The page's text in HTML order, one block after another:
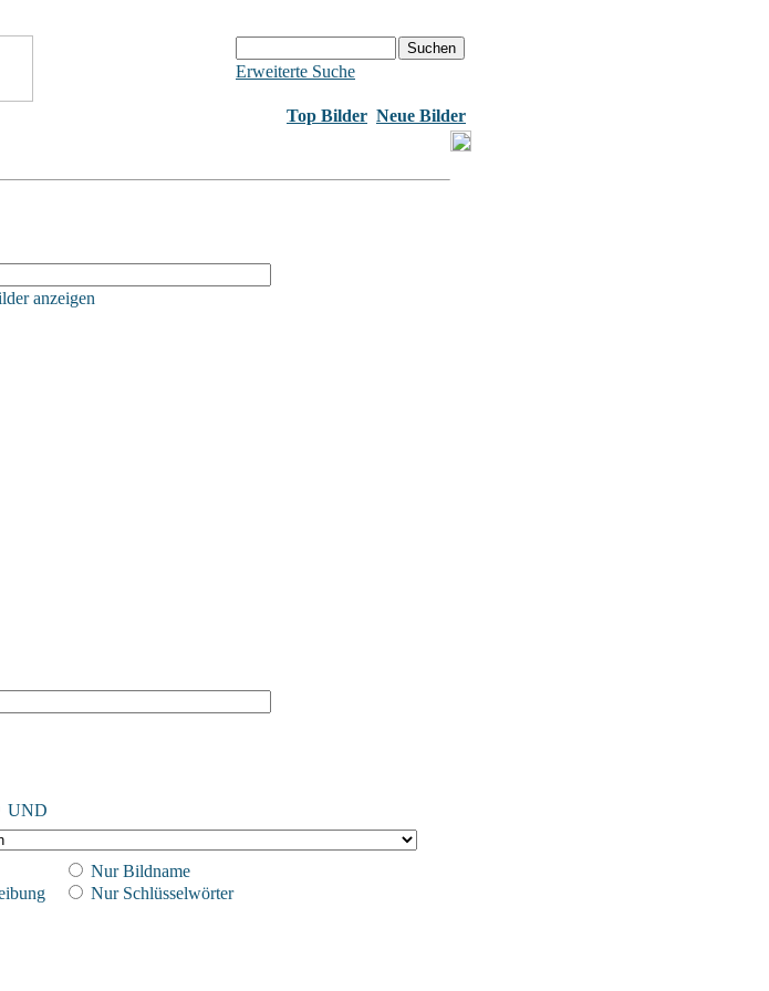
Erweiterte Suche
Top Bilder Neue Bilder
anzeigen
UND
Nur Bildname
Nur Schlüsselwörter